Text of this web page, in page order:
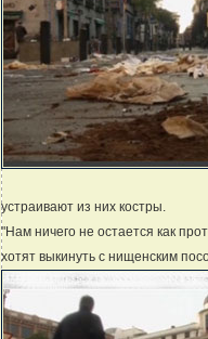
устраивают из них костры.
"Нам ничего не остается как
хотят выкинуть с нищенским